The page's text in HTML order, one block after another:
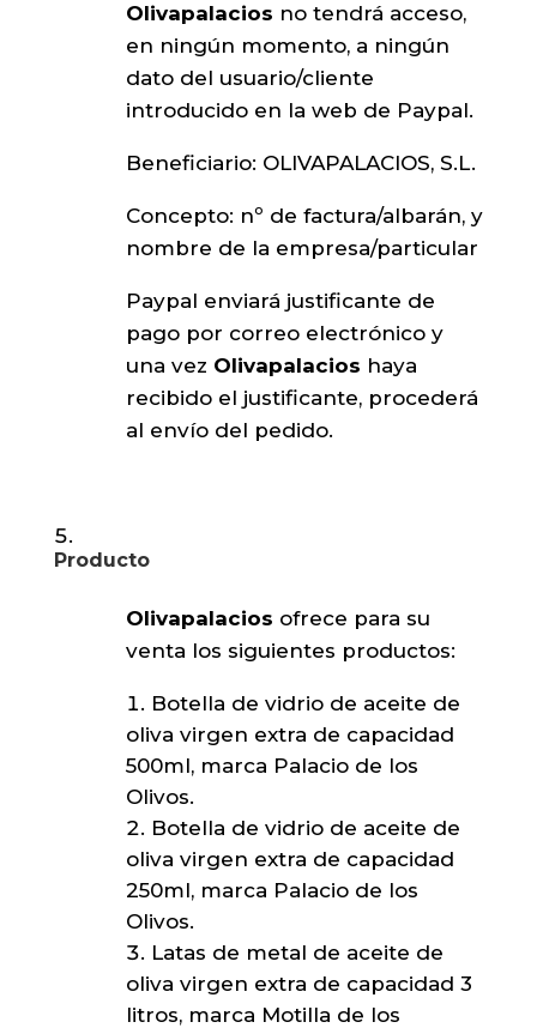
Olivapalacios no tendrá acceso,
en ningún momento, a ningún
dato del usuario/cliente
introducido en la web de Paypal.
Beneficiario: OLIVAPALACIOS, S.L.
Concepto: nº de factura/albarán, y
nombre de la empresa/particular
Paypal enviará justificante de
pago por correo electrónico y
una vez Olivapalacios haya
recibido el justificante, procederá
al envío del pedido.
Producto
Olivapalacios ofrece para su
venta los siguientes productos:
Botella de vidrio de aceite de
oliva virgen extra de capacidad
500ml, marca Palacio de los
Olivos.
Botella de vidrio de aceite de
oliva virgen extra de capacidad
250ml, marca Palacio de los
Olivos.
Latas de metal de aceite de
oliva virgen extra de capacidad 3
litros, marca Motilla de los